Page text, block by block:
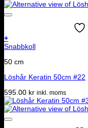
+
Snabbkoll
50 cm
Löshår Keratin 50cm #22
595.00 kr inkl. moms